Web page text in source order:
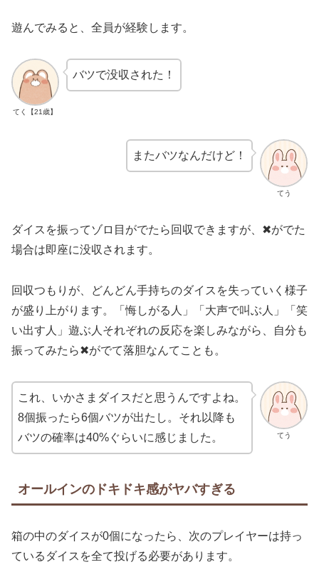
遊んでみると、全員が経験します。
てく【21歳】
バツで没収された！
てう
またバツなんだけど！
ダイスを振ってゾロ目がでたら回収できますが、✖がでた
場合は即座に没収されます。
回収つもりが、どんどん手持ちのダイスを失っていく様子
が盛り上がります。「悔しがる人」「大声で叫ぶ人」「笑
い出す人」遊ぶ人それぞれの反応を楽しみながら、自分も
振ってみたら✖がでて落胆なんてことも。
てう
これ、いかさまダイスだと思うんですよね。
8個振ったら6個バツが出たし。それ以降も
バツの確率は40%ぐらいに感じました。
オールインのドキドキ感がヤバすぎる
箱の中のダイスが0個になったら、次のプレイヤーは持っ
ているダイスを全て投げる必要があります。